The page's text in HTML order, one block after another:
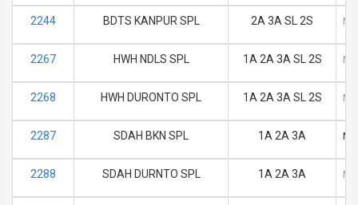
2244 BDTS KANPUR SPL 2A 3A SL 2S M
2267 HWH NDLS SPL 1A 2A 3A SL 2S M
2268 HWH DURONTO SPL 1A 2A 3A SL 2S M
2287 SDAH BKN SPL 1A 2A 3A M
2288 SDAH DURNTO SPL 1A 2A 3A M